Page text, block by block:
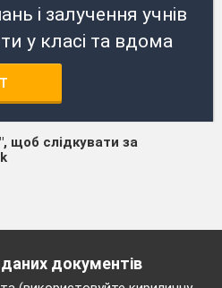
і залучення учнів
у класі та вдома
щоб слідкувати за
документів